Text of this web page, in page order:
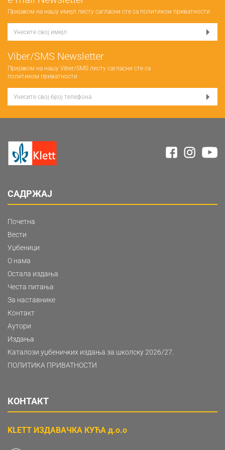
Пријавом на нашу имејл листу сагласни сте са политиком приватности
Viber/SMS Newsletter
Пријавом на нашу Viber/SMS листу сагласни сте са
политиком приватности
САДРЖАЈ
Почетна
Вести
Уџбеници
О нама
Остала издања
Честа питања
За наставнике
Контакт
Аутори
Издања
Каталози уџбеничких издања за школску 2026/27.
ПОЛИТИКА ПРИВАТНОСТИ
КОНТАКТ
KLETT ИЗДАВАЧКА КУЋА д.о.о